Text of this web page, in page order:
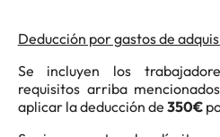
Deducción por gastos de
Se incluyen los
requisitos arriba
aplicar la deducción de 350€